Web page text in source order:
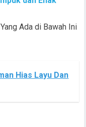
Ada di Bawah Ini
Hias Layu Dan